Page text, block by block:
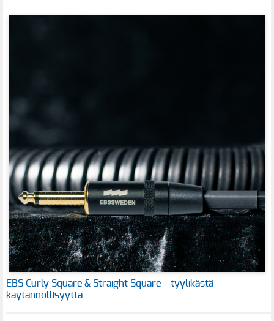
EBS Curly Square & Straight Square – tyylikästä
käytännöllisyyttä